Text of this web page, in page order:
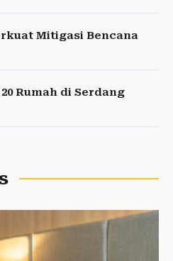
Mitigasi Bencana
Rumah di Serdang